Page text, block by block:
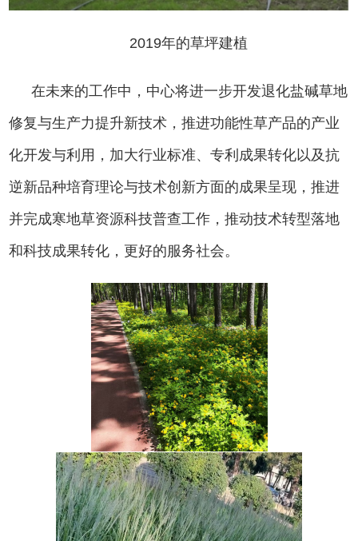
2019年的草坪建植
在未来的工作中，中心将进一步开发退化盐碱草地
修复与生产力提升新技术，推进功能性草产品的产业
化开发与利用，加大行业标准、专利成果转化以及抗
逆新品种培育理论与技术创新方面的成果呈现，推进
并完成寒地草资源科技普查工作，推动技术转型落地
和科技成果转化，更好的服务社会。